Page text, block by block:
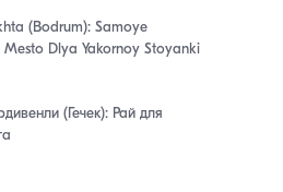
(Bodrum): Samoye
Dlya Yakornoy Stoyanki
(Гечек): Рай для